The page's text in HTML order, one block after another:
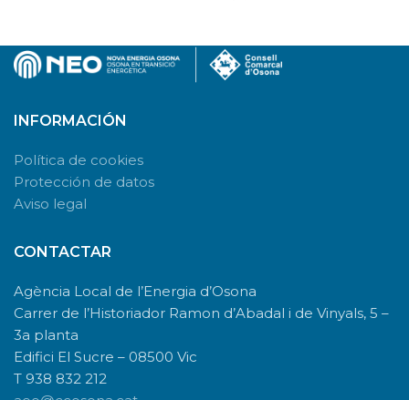
INFORMACIÓN
Política de cookies
Protección de datos
Aviso legal
CONTACTAR
Agència Local de l’Energia d’Osona
Carrer de l’Historiador Ramon d’Abadal i de Vinyals, 5 –
3a planta
Edifici El Sucre – 08500 Vic
T 938 832 212